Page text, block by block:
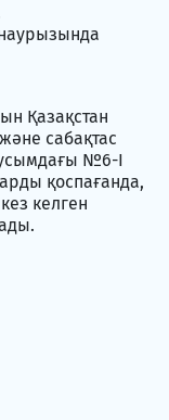
Қазақстан
сабақтас
№6-I
қоспағанда,
келген